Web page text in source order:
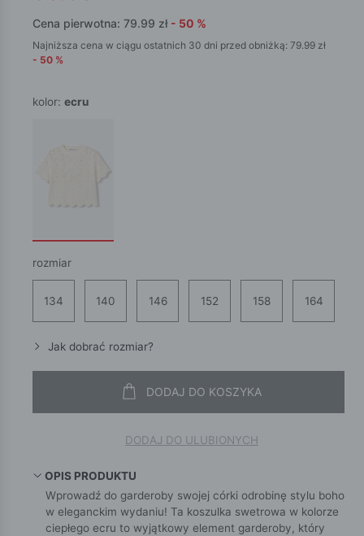
Cena pierwotna: 79.99 zł - 50 %
Najniższa cena w ciągu ostatnich 30 dni przed obniżką: 79.99 zł
- 50 %
kolor: ecru
rozmiar
134 140 146 152 158 164
Jak dobrać rozmiar?
DODAJ DO KOSZYKA
DODAJ DO ULUBIONYCH
OPIS PRODUKTU
Wprowadź do garderoby swojej córki odrobinę stylu boho
w eleganckim wydaniu! Ta koszulka swetrowa w kolorze
ciepłego ecru to wyjątkowy element garderoby, który